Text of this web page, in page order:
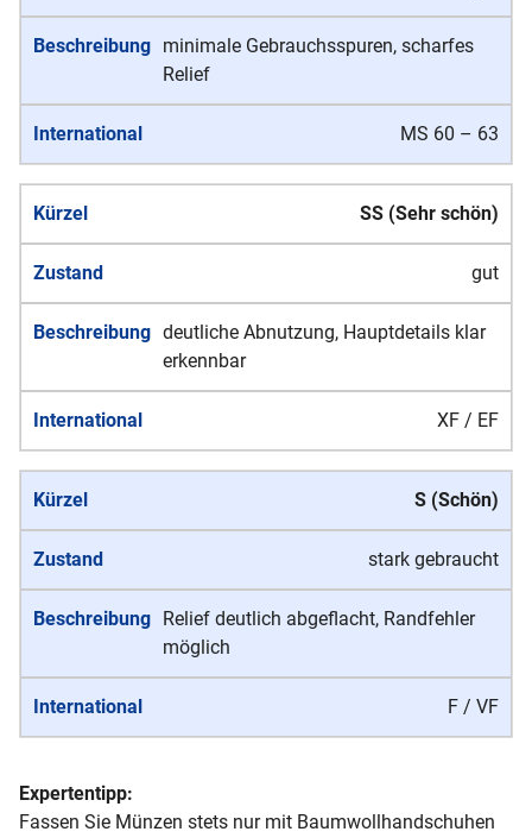
minimale Gebrauchsspuren, scharfes
Relief
MS 60 – 63
SS (Sehr schön)
gut
deutliche Abnutzung, Hauptdetails klar
erkennbar
XF / EF
S (Schön)
stark gebraucht
Relief deutlich abgeflacht, Randfehler
möglich
F / VF
Expertentipp:
Fassen Sie Münzen stets nur mit Baumwollhandschuhen